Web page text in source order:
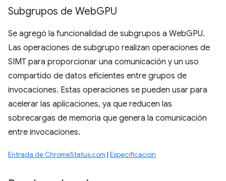
Subgrupos de WebGPU
Se agregó la funcionalidad de subgrupos a WebGPU.
Las operaciones de subgrupo realizan operaciones de
SIMT para proporcionar una comunicación y un uso
compartido de datos eficientes entre grupos de
invocaciones. Estas operaciones se pueden usar para
acelerar las aplicaciones, ya que reducen las
sobrecargas de memoria que genera la comunicación
entre invocaciones.
Entrada de ChromeStatus.com | Especificación